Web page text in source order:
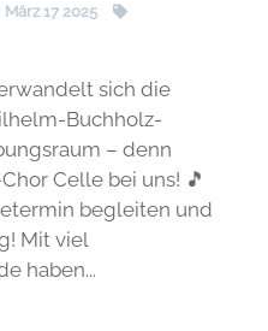
März 17 2025
sich die
Buchholz-
– denn
Celle bei uns! 🎵
begleiten und
Mit viel
haben...